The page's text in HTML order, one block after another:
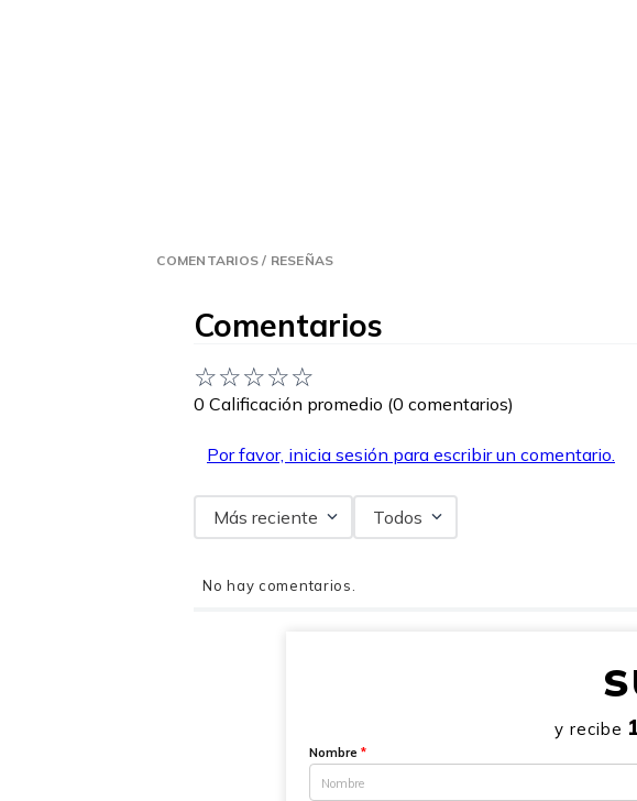
COMENTARIOS / RESEÑAS
Comentarios
☆☆☆☆☆
0 Calificación promedio (0 comentarios)
Por favor, inicia sesión para escribir un comentario.
Más reciente Todos
No hay comentarios.
y recibe
Nombre *